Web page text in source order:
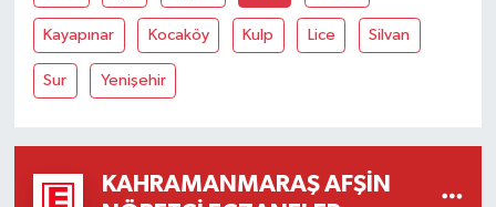
Kayapınar Kocaköy Kulp Lice Silvan
Sur Yenişehir
KAHRAMANMARAŞ AFŞIN